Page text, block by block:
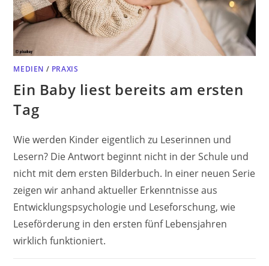
MEDIEN / PRAXIS
Ein Baby liest bereits am ersten
Tag
Wie werden Kinder eigentlich zu Leserinnen und
Lesern? Die Antwort beginnt nicht in der Schule und
nicht mit dem ersten Bilderbuch. In einer neuen Serie
zeigen wir anhand aktueller Erkenntnisse aus
Entwicklungspsychologie und Leseforschung, wie
Leseförderung in den ersten fünf Lebensjahren
wirklich funktioniert.